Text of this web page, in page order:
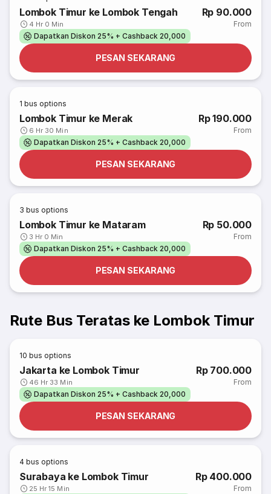
Lombok Timur ke Lombok Tengah
4 Hr 0 Min
Rp 90.000
From
Dapatkan Diskon 25% + Cashback 20,000
PESAN SEKARANG
1 bus options
Lombok Timur ke Merak
6 Hr 30 Min
Rp 190.000
From
Dapatkan Diskon 25% + Cashback 20,000
PESAN SEKARANG
3 bus options
Lombok Timur ke Mataram
3 Hr 0 Min
Rp 50.000
From
Dapatkan Diskon 25% + Cashback 20,000
PESAN SEKARANG
Rute Bus Teratas ke Lombok Timur
10 bus options
Jakarta ke Lombok Timur
46 Hr 33 Min
Rp 700.000
From
Dapatkan Diskon 25% + Cashback 20,000
PESAN SEKARANG
4 bus options
Surabaya ke Lombok Timur
25 Hr 15 Min
Rp 400.000
From